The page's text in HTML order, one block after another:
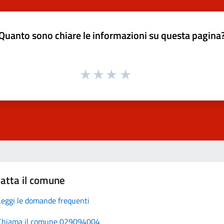
sono chiare le informazioni su questa
il comune
le domande frequenti
il comune 029094004